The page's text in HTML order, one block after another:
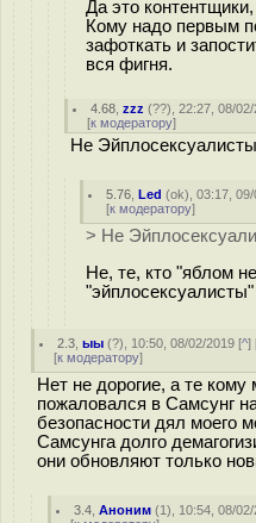
Да это
Кому надо первым
зафоткать и
вся фигня.
4.68 ,zzz (??), 22:27, 08/
[к модератору]
Не
5.76 ,Led (ok), 03:17,
[к модератору]
> Не
Не, те, кто "яблом
"эйплосексуалисты"
2.3 ,ыы (?), 10:50, 08/02/2019 [^]
[к модератору]
Нет не дорогие, а те кому
пожаловался в Самсунг
безопасности дял моего
Самсунга долго
они обновляют только
3.4 ,Аноним (1), 10:54, 08/